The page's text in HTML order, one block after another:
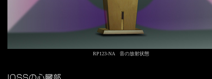
RP123-NA 音の放射状態